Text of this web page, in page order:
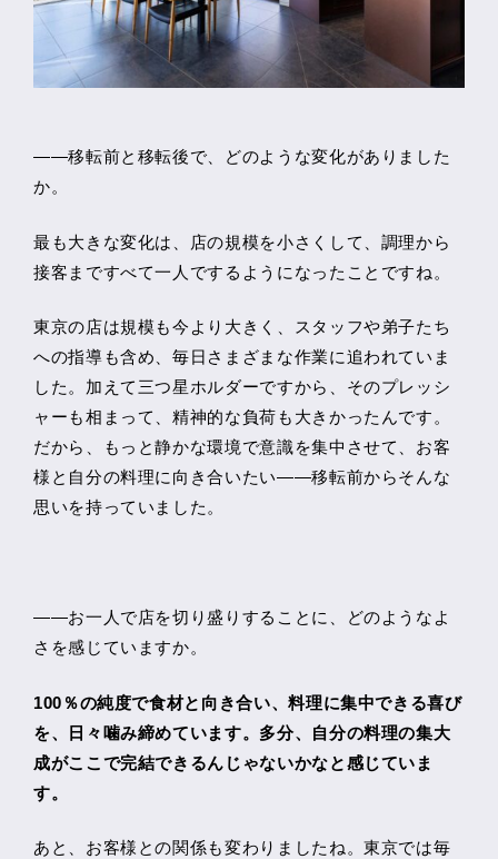
――移転前と移転後で、どのような変化がありました
か。
最も大きな変化は、店の規模を小さくして、調理から
接客まですべて一人でするようになったことですね。
東京の店は規模も今より大きく、スタッフや弟子たち
への指導も含め、毎日さまざまな作業に追われていま
した。加えて三つ星ホルダーですから、そのプレッシ
ャーも相まって、精神的な負荷も大きかったんです。
だから、もっと静かな環境で意識を集中させて、お客
様と自分の料理に向き合いたい――移転前からそんな
思いを持っていました。
――お一人で店を切り盛りすることに、どのようなよ
さを感じていますか。
100％の純度で食材と向き合い、料理に集中できる喜び
を、日々噛み締めています。多分、自分の料理の集大
成がここで完結できるんじゃないかなと感じていま
す。
あと、お客様との関係も変わりましたね。東京では毎